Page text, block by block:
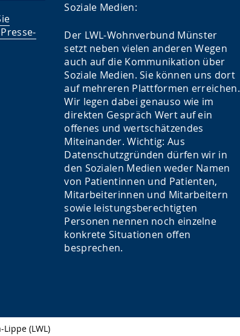
Soziale Medien:
Der LWL-Wohnverbund Münster
setzt neben vielen anderen Wegen
auch auf die Kommunikation über
Soziale Medien. Sie können uns dort
auf mehreren Plattformen erreichen.
Wir legen dabei genauso wie im
direkten Gespräch Wert auf ein
offenes und wertschätzendes
Miteinander. Wichtig: Aus
Datenschutzgründen dürfen wir in
den Sozialen Medien weder Namen
von Patientinnen und Patienten,
Mitarbeiterinnen und Mitarbeitern
sowie leistungsberechtigten
Personen nennen noch einzelne
konkrete Situationen offen
besprechen.
(LWL)